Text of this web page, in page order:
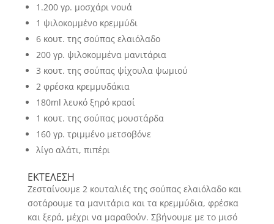
1.200 γρ. μοσχάρι νουά
1 ψιλοκομμένο κρεμμύδι
6 κουτ. της σούπας ελαιόλαδο
200 γρ. ψιλοκομμένα μανιτάρια
3 κουτ. της σούπας ψίχουλα ψωμιού
2 φρέσκα κρεμμυδάκια
180ml λευκό ξηρό κρασί
1 κουτ. της σούπας μουστάρδα
160 γρ. τριμμένο μετσοβόνε
λίγο αλάτι, πιπέρι
ΕΚΤΕΛΕΣΗ
Ζεσταίνουμε 2 κουταλιές της σούπας ελαιόλαδο και
σοτάρουμε τα μανιτάρια και τα κρεμμύδια, φρέσκα
και ξερά, μέχρι να μαραθούν. Σβήνουμε με το μισό